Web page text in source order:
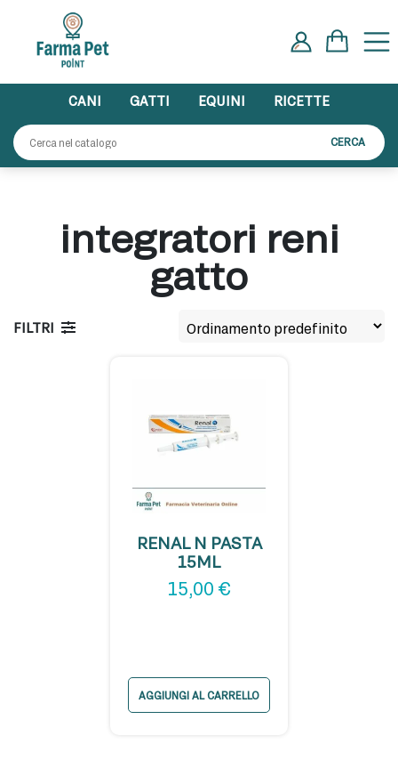
content
CANI GATTI EQUINI
RICETTE
CERCA
integratori reni
gatto
FILTRI
RENAL N PASTA
15ML
15,00 €
AGGIUNGI AL CARRELLO